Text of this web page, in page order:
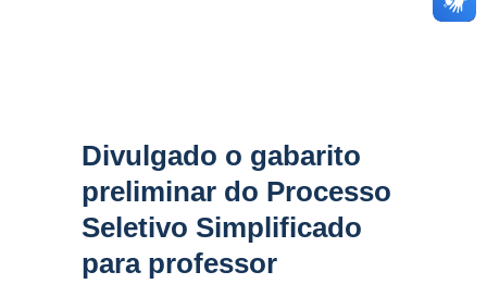
Divulgado o gabarito
preliminar do Processo
Seletivo Simplificado
para professor